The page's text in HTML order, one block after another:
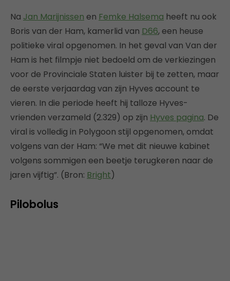
Na Jan Marijnissen en Femke Halsema heeft nu ook
Boris van der Ham, kamerlid van D66, een heuse
politieke viral opgenomen. In het geval van Van der
Ham is het filmpje niet bedoeld om de verkiezingen
voor de Provinciale Staten luister bij te zetten, maar
de eerste verjaardag van zijn Hyves account te
vieren. In die periode heeft hij talloze Hyves-
vrienden verzameld (2.329) op zijn Hyves pagina. De
viral is volledig in Polygoon stijl opgenomen, omdat
volgens van der Ham: “We met dit nieuwe kabinet
volgens sommigen een beetje terugkeren naar de
jaren vijftig”. (Bron: Bright)
Pilobolus